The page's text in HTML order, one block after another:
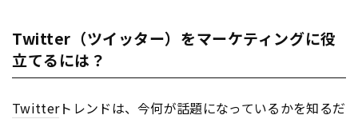
Twitter（ツイッター）をマーケティングに役
立てるには？
Twitterトレンドは、今何が話題になっているかを知るだ